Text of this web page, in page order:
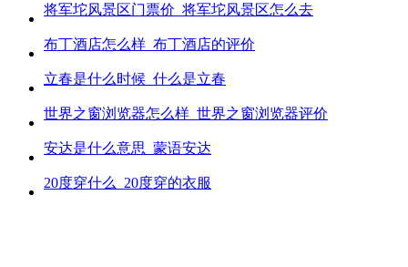
将军坨风景区门票价_将军坨风景区怎么去
布丁酒店怎么样_布丁酒店的评价
立春是什么时候_什么是立春
世界之窗浏览器怎么样_世界之窗浏览器评价
安达是什么意思_蒙语安达
20度穿什么_20度穿的衣服